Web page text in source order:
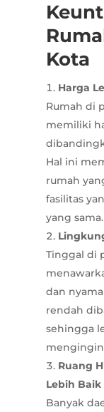
Kota
Harga
Rumah di
memiliki
Hal ini
rumah
fasilitas
yang sama.
Tinggal di
dan
rendah
sehingga
Ruang
Lebih Baik
Banyak